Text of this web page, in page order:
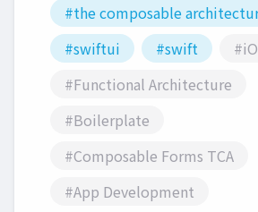
#the composable
#swiftui
#swift
#Functional Architecture
#Boilerplate
#Composable Forms TCA
#App Development